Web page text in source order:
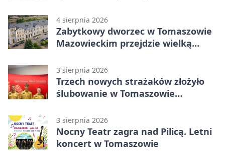
4 sierpnia 2026
Zabytkowy dworzec w Tomaszowie
Mazowieckim przejdzie wielką
wykonawcy
3 sierpnia 2026
Trzech nowych strażaków złożyło
ślubowanie w Tomaszowie
3 sierpnia 2026
Nocny Teatr zagra nad Pilicą. Letni
koncert w Tomaszowie